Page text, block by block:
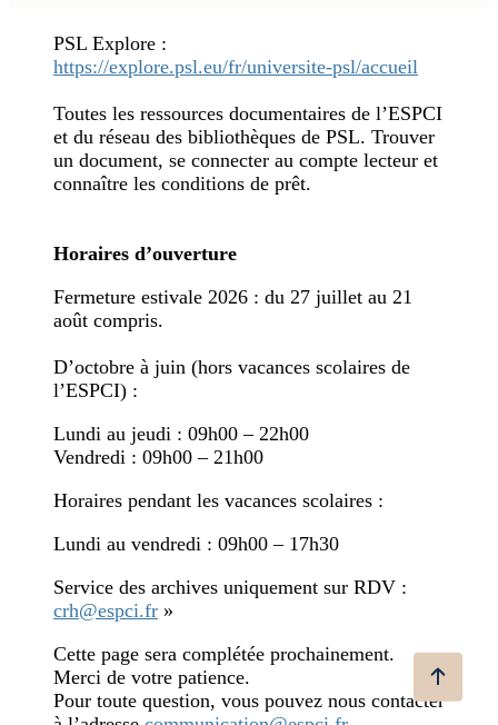
PSL Explore :
https://explore.psl.eu/fr/universite-psl/accueil
Toutes les ressources documentaires de l’ESPCI
et du réseau des bibliothèques de PSL. Trouver
un document, se connecter au compte lecteur et
connaître les conditions de prêt.
Horaires d’ouverture
Fermeture estivale 2026 : du 27 juillet au 21
août compris.
D’octobre à juin (hors vacances scolaires de
l’ESPCI) :
Lundi au jeudi : 09h00 – 22h00
Vendredi : 09h00 – 21h00
Horaires pendant les vacances scolaires :
Lundi au vendredi : 09h00 – 17h30
Service des archives uniquement sur RDV :
crh@espci.fr »
Cette page sera complétée prochainement.
Merci de votre patience.
Pour toute question, vous pouvez nous contacter